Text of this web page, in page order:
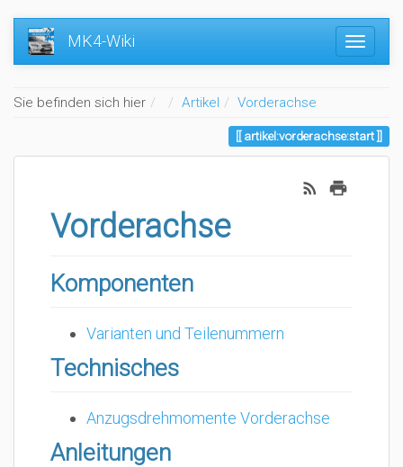
MK4-Wiki
Sie befinden sich hier Home
Artikel Vorderachse
artikel:vorderachse:start
Vorderachse
Komponenten
Varianten und Teilenummern
Technisches
Anzugsdrehmomente Vorderachse
Anleitungen